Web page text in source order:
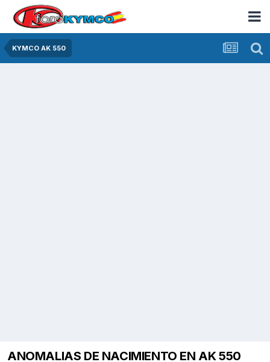
KYMCO AK 550
ANOMALIAS DE NACIMIENTO EN AK 550